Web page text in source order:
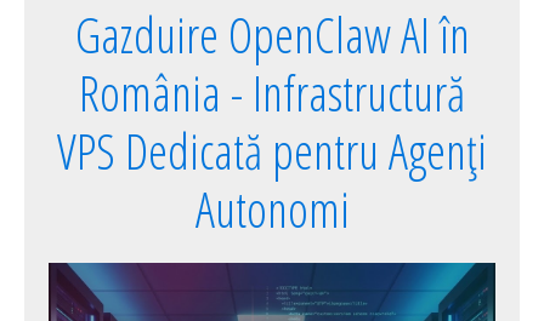
Gazduire OpenClaw AI în
România - Infrastructură
VPS Dedicată pentru Agenți
Autonomi